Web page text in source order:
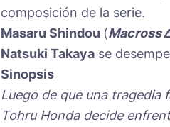
composición de la serie.
Masaru Shindou (Macross
Natsuki Takaya se
Sinopsis
Luego de que una tragedia
Tohru Honda decide